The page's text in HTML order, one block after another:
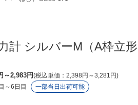
計 シルバーM（A枠立
～2,983円 税込単価 2,398円 ～3,281 円
～6日目 一部当日出荷可能